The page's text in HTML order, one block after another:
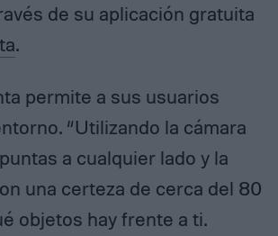
de su aplicación gratuita
.
permite a sus usuarios
“Utilizando la cámara
a cualquier lado y la
una certeza de cerca del 80
objetos hay frente a ti.